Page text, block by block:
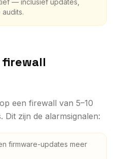
een firewall van 5–10
Dit zijn de alarmsignalen:
firmware-updates meer